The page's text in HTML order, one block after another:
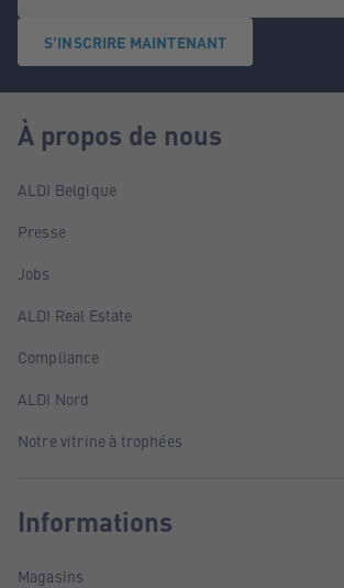
S'INSCRIRE MAINTENANT
À propos de nous
ALDI Belgique
Presse
Jobs
ALDI Real Estate
Compliance
ALDI Nord
Notre vitrine à trophées
Informations
Magasins